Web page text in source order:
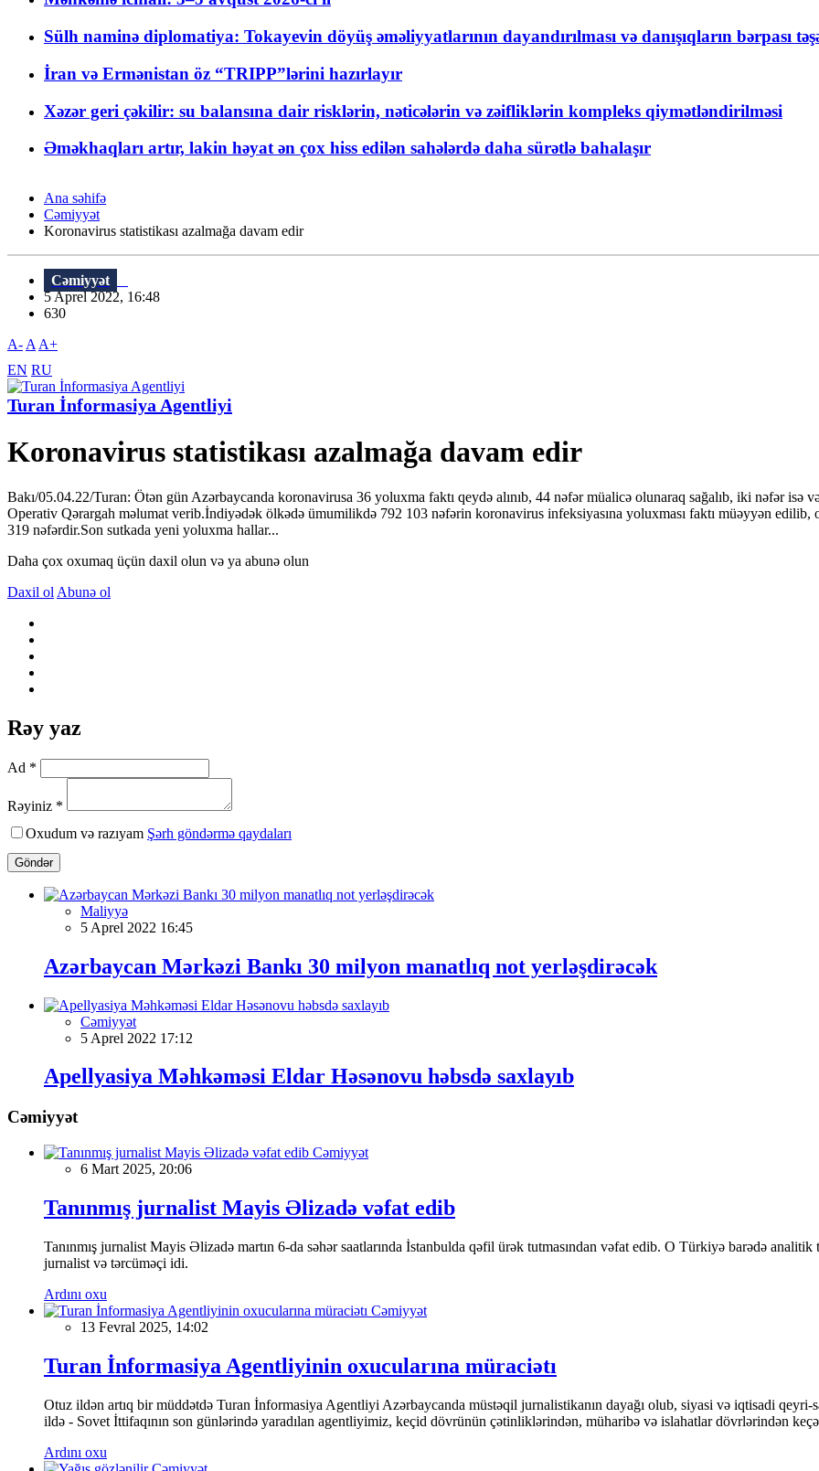
Sülh naminə diplomatiya: Tokayevin döyüş əməliyyatlarının dayandırılması və danışıqların bərpası
İran və Ermənistan öz “TRIPP”lərini hazırlayır
Xəzər geri çəkilir: su balansına dair risklərin, nəticələrin və zəifliklərin kompleks qiymətləndirilməsi
Əməkhaqları artır, lakin həyat ən çox hiss edilən sahələrdə daha sürətlə bahalaşır
Ana səhifə
Cəmiyyət
Koronavirus statistikası azalmağa davam edir
Cəmiyyət
5 Aprel 2022, 16:48
630
A- A A+
EN RU
Turan İnformasiya Agentliyi
Koronavirus statistikası azalmağa davam edir
Bakı/05.04.22/Turan: Ötən gün Azərbaycanda koronavirusa 36 yoluxma faktı qeydə alınıb, 44 nəfər müalicə olunaraq sağalıb, iki nəfər isə
Operativ Qərargah məlumat verib.İndiyədək ölkədə ümumilikdə 792 103 nəfərin koronavirus infeksiyasına yoluxması faktı müəyyən edilib,
319 nəfərdir.Son sutkada yeni yoluxma hallar...
Daha çox oxumaq üçün daxil olun və ya abunə olun
Daxil ol Abunə ol
Rəy yaz
Ad *
Rəyiniz *
Oxudum və razıyam Şərh göndərmə qaydaları
Göndər
Maliyyə
5 Aprel 2022 16:45
Azərbaycan Mərkəzi Bankı 30 milyon manatlıq not yerləşdirəcək
Cəmiyyət
5 Aprel 2022 17:12
Apellyasiya Məhkəməsi Eldar Həsənovu həbsdə saxlayıb
Cəmiyyət
Cəmiyyət
6 Mart 2025, 20:06
Tanınmış jurnalist Mayis Əlizadə vəfat edib
Tanınmış jurnalist Mayis Əlizadə martın 6-da səhər saatlarında İstanbulda qəfil ürək tutmasından vəfat edib. O Türkiyə barədə
jurnalist və tərcüməçi idi.
Ardını oxu
Cəmiyyət
13 Fevral 2025, 14:02
Turan İnformasiya Agentliyinin oxucularına müraciətı
Otuz ildən artıq bir müddətdə Turan İnformasiya Agentliyi Azərbaycanda müstəqil jurnalistikanın dayağı olub, siyasi və iqtisadi
ildə - Sovet İttifaqının son günlərində yaradılan agentliyimiz, keçid dövrünün çətinliklərindən, müharibə və islahatlar dövrlərindən
Ardını oxu